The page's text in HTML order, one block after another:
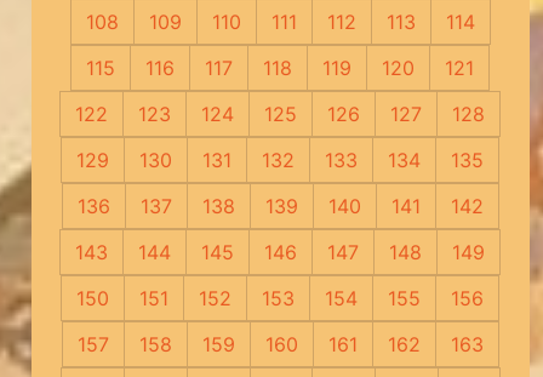
108
109 110 111 112 113
114
115
116 117 118 119 120
121
122
123 124 125 126 127
128
129
130 131 132 133 134
135
136
137 138 139 140 141
142
143
144 145 146 147 148
149
150
151 152 153 154 155
156
157
158 159 160 161 162
163